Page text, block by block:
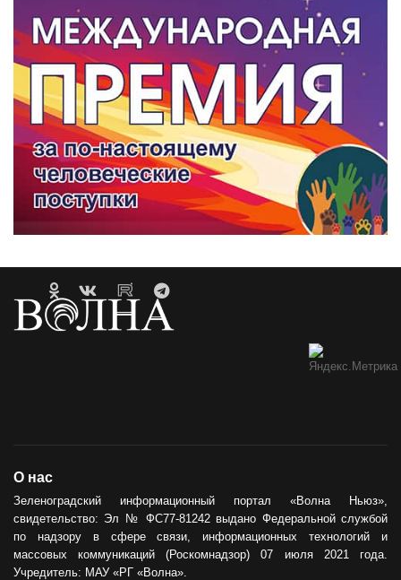
О нас
Зеленоградский информационный портал «Волна Ньюз»,
свидетельство: Эл № ФС77-81242 выдано Федеральной службой
по надзору в сфере связи, информационных технологий и
массовых коммуникаций (Роскомнадзор) 07 июля 2021 года.
Учредитель: МАУ «РГ «Волна».